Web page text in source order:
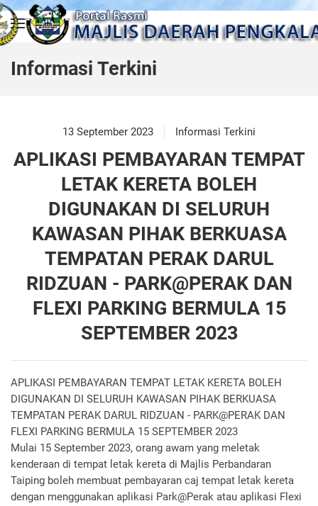
Skip to main content
Informasi Terkini
13 September 2023 Informasi Terkini
APLIKASI PEMBAYARAN TEMPAT
LETAK KERETA BOLEH
DIGUNAKAN DI SELURUH
KAWASAN PIHAK BERKUASA
TEMPATAN PERAK DARUL
RIDZUAN - PARK@PERAK DAN
FLEXI PARKING BERMULA 15
SEPTEMBER 2023
APLIKASI PEMBAYARAN TEMPAT LETAK KERETA BOLEH
DIGUNAKAN DI SELURUH KAWASAN PIHAK BERKUASA
TEMPATAN PERAK DARUL RIDZUAN - PARK@PERAK DAN
FLEXI PARKING BERMULA 15 SEPTEMBER 2023
Mulai 15 September 2023, orang awam yang meletak
kenderaan di tempat letak kereta di Majlis Perbandaran
Taiping boleh membuat pembayaran caj tempat letak kereta
dengan menggunakan aplikasi Park@Perak atau aplikasi Flexi